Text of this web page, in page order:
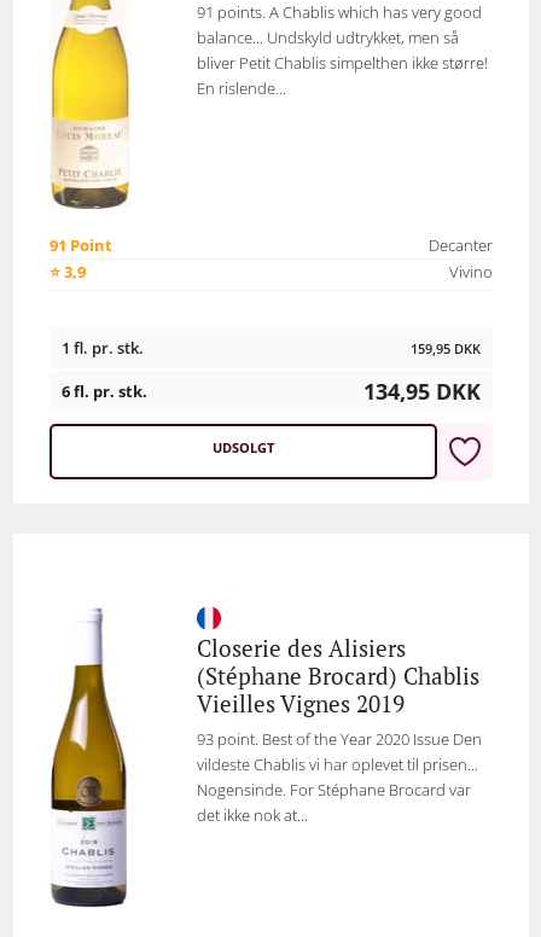
91 points. A Chablis which has very good
balance... Undskyld udtrykket, men så
bliver Petit Chablis simpelthen ikke større!
En rislende...
91 Point
Decanter
⭐ 3,9
Vivino
1 fl. pr. stk. 159,95 DKK
6 fl. pr. stk. 134,95 DKK
UDSOLGT
Closerie des Alisiers
(Stéphane Brocard) Chablis
Vieilles Vignes 2019
93 point. Best of the Year 2020 Issue Den
vildeste Chablis vi har oplevet til prisen...
Nogensinde. For Stéphane Brocard var
det ikke nok at...